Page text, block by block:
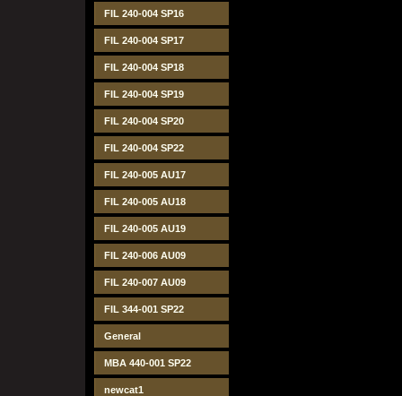
FIL 240-004 SP16
FIL 240-004 SP17
FIL 240-004 SP18
FIL 240-004 SP19
FIL 240-004 SP20
FIL 240-004 SP22
FIL 240-005 AU17
FIL 240-005 AU18
FIL 240-005 AU19
FIL 240-006 AU09
FIL 240-007 AU09
FIL 344-001 SP22
General
MBA 440-001 SP22
newcat1